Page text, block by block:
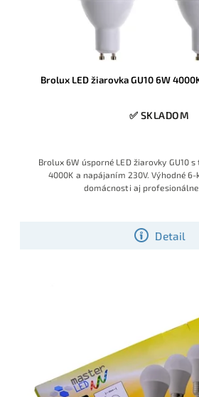
Brolux LED žiarovka GU10 6W
✅ SKLADOM
Detail
Brolux 6W úsporné LED žiarovky GU10
4000K a napájaním 230V. Výhodné
domácnosti aj